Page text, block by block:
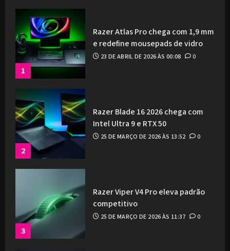
1
Razer Atlas Pro chega com 1,9 mm
e redefine mousepads de vidro
23 DE ABRIL DE 2026 ÀS 00:08 0
2
Razer Blade 16 2026 chega com
Intel Ultra 9 e RTX 50
25 DE MARÇO DE 2026 ÀS 13:52 0
3
Razer Viper V4 Pro eleva padrão
competitivo
25 DE MARÇO DE 2026 ÀS 11:37 0